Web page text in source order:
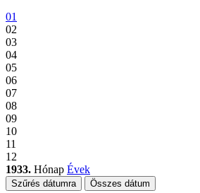
01
02
03
04
05
06
07
08
09
10
11
12
1933. Hónap Évek
Szűrés dátumra Összes dátum